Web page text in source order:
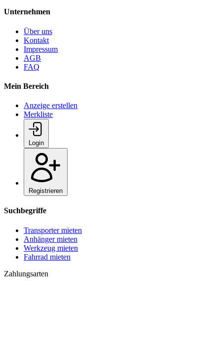
Unternehmen
Über uns
Kontakt
Impressum
AGB
FAQ
Mein Bereich
Anzeige erstellen
Merkliste
Login
Registrieren
Suchbegriffe
Transporter mieten
Anhänger mieten
Werkzeug mieten
Fahrrad mieten
Zahlungsarten